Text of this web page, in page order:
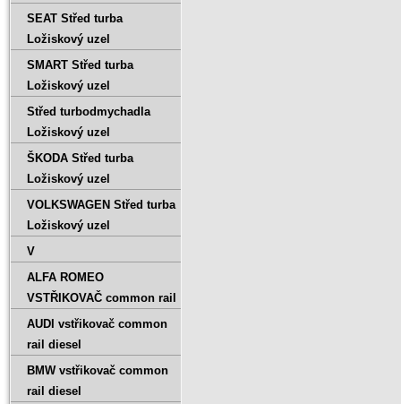
SEAT Střed turba
Ložiskový uzel
SMART Střed turba
Ložiskový uzel
Střed turbodmychadla
Ložiskový uzel
ŠKODA Střed turba
Ložiskový uzel
VOLKSWAGEN Střed turba
Ložiskový uzel
V
ALFA ROMEO
VSTŘIKOVAČ common rail
AUDI vstřikovač common
rail diesel
BMW vstřikovač common
rail diesel